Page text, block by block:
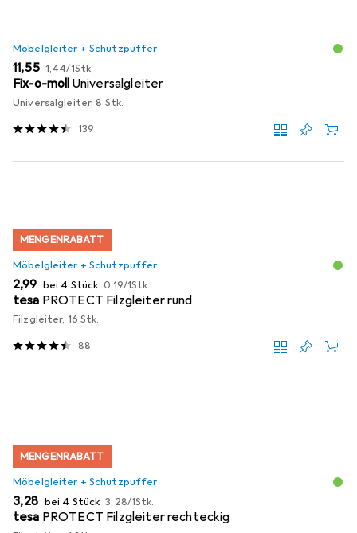
Möbelgleiter + Schutzpuffer
EUR
11,55 EUR
1,44/1Stk.
Fix-o-moll Universalgleiter
Universalgleiter, 8 Stk.
139
MENGENRABATT
Möbelgleiter + Schutzpuffer
EUR
2,99 bei 4 Stück EUR
0,19/1Stk.
tesa PROTECT Filzgleiter rund
Filzgleiter, 16 Stk.
88
MENGENRABATT
Möbelgleiter + Schutzpuffer
EUR
3,28 bei 4 Stück EUR
3,28/1Stk.
tesa PROTECT Filzgleiter rechteckig